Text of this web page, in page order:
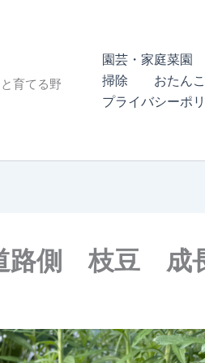
育てる野
園芸・家庭菜
掃除
おたん
プライバシーポ
路側 枝豆 成